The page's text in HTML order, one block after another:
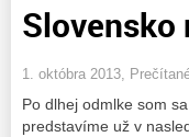
Slovensko
1. októbra 2013,
Po dlhej odmlke som
predstavíme už v